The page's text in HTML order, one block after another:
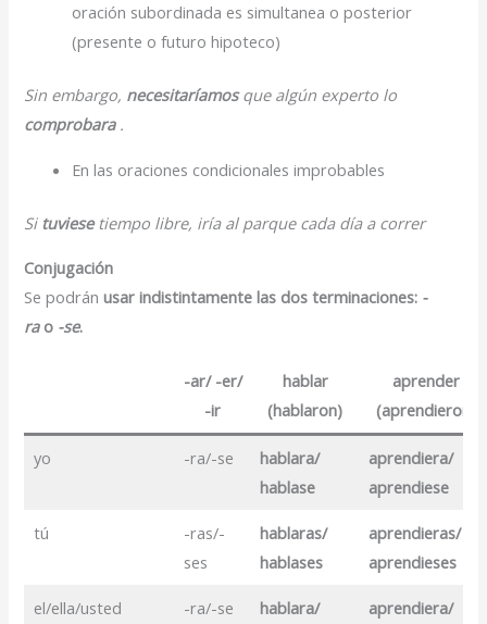
oración subordinada es simultanea o posterior
(presente o futuro hipoteco)
Sin embargo, necesitaríamosque algún experto lo
comprobara.
En las oraciones condicionales improbables
Si tuviesetiempo libre, iría al parque cada día a correr
Conjugación
Se podránusar indistintamente las dos terminaciones: -
rao -se.
-ar/ -er/
-ir
hablar
(hablaron)
aprender
(aprendieron)
yo -ra/-se
hablara/
hablase
aprendiera/
aprendiese
tú
-ras/-
ses
hablaras/
hablases
aprendieras/
aprendieses
el/ella/usted -ra/-se
hablara/
aprendiera/